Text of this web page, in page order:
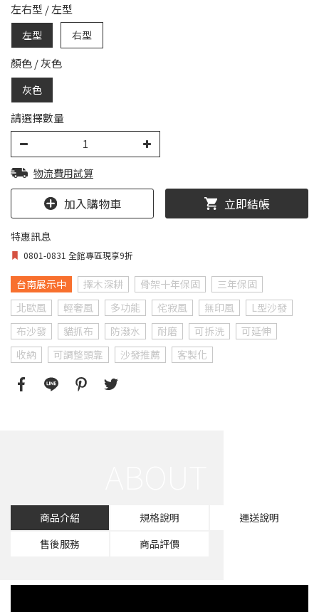
左右型 /左型
左型 右型
顏色/灰色
灰色
請選擇數量
物流費用試算
加入購物車 立即結帳
特惠訊息
0801-0831 全館專區現享9折
台南展示中 擇木深耕 骨架十年保固
三年保固
北歐風
輕奢風 多功能 侘寂風 無印風
L型沙發
布沙發
貓抓布 防潑水 耐磨 可拆洗
可延伸
收納
可調整頭靠 沙發推薦 客製化
商品介紹 規格說明
運送說明
售後服務
商品評價